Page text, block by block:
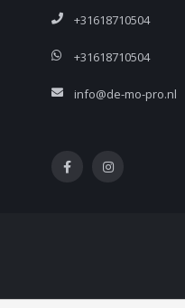
+31618710504
+31618710504
info@de-mo-pro.nl